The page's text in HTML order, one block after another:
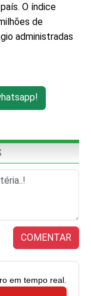
O índice
de
administradas
COMENTAR
em tempo real.